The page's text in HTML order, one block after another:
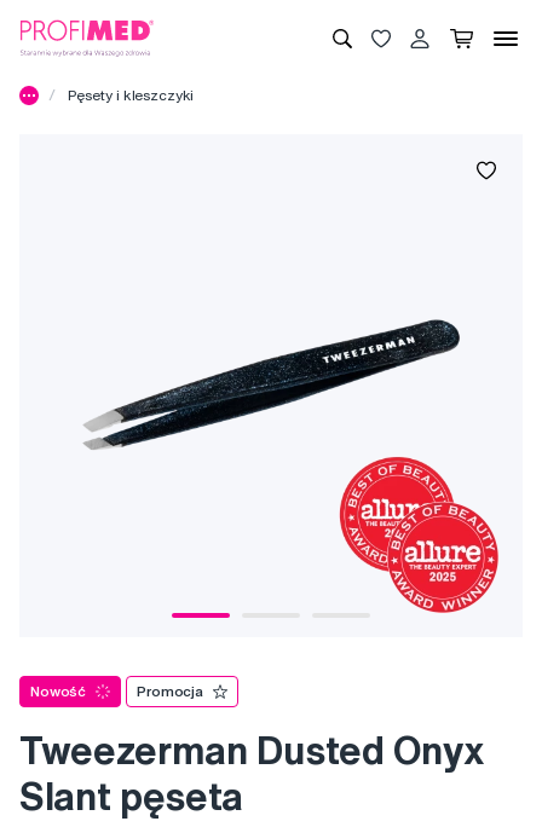
Pęsety i kleszczyki
Nowość Promocja
Tweezerman Dusted Onyx
Slant pęseta